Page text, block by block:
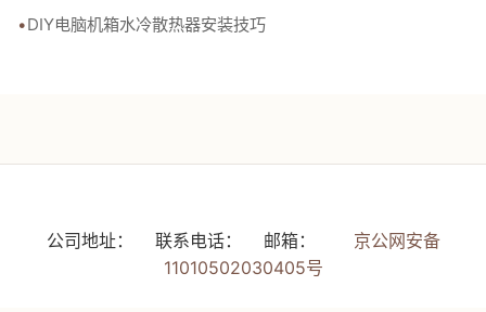
DIY电脑机箱水冷散热器安装技巧
公司地址： 联系电话： 邮箱：
京公网安备
11010502030405号